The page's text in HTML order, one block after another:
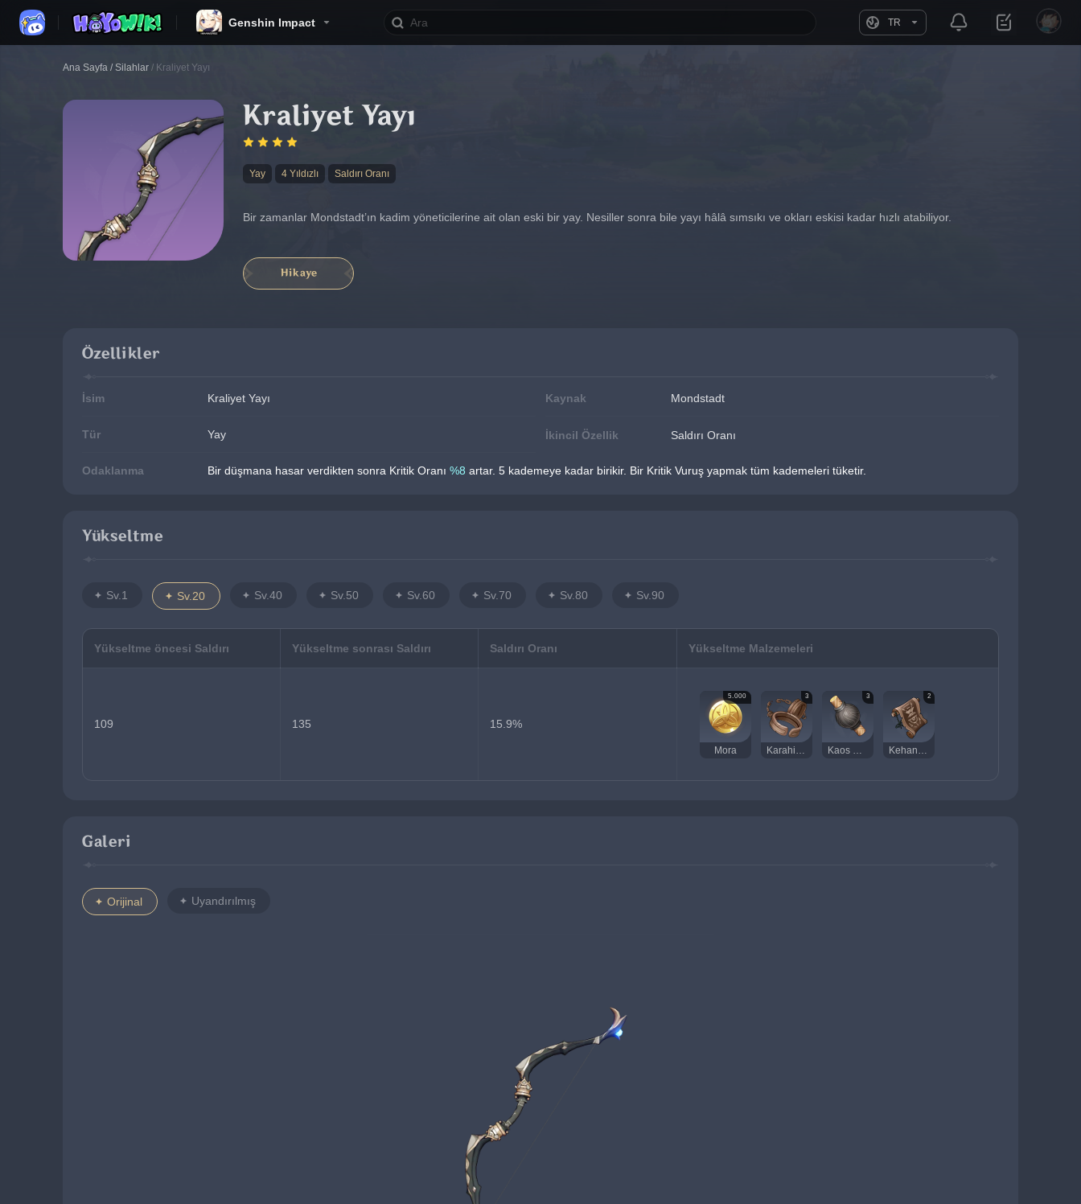
Genshin Impact TR
Ana Sayfa / Silahlar / Kraliyet Yayı
Kraliyet Yayı
Yay 4 Yıldızlı Saldırı Oranı
Bir zamanlar Mondstadt’ın kadim yöneticilerine ait olan eski bir yay. Nesiller sonra bile yayı hâlâ sımsıkı ve okları eskisi kadar hızlı atabiliyor.
Hikaye
Özellikler
İsim Kraliyet Yayı Kaynak Mondstadt
Tür Yay İkincil Özellik Saldırı Oranı
Odaklanma Bir düşmana hasar verdikten sonra Kritik Oranı %8 artar. 5 kademeye kadar birikir. Bir Kritik Vuruş yapmak tüm kademeleri tüketir.
Yükseltme
Sv.1 Sv.20 Sv.40 Sv.50 Sv.60 Sv.70 Sv.80 Sv.90
Yükseltme öncesi Saldırı Yükseltme sonrası Saldırı Saldırı Oranı Yükseltme Malzemeleri
109 135 15.9%
5.000
Mora
3 3 2
Galeri
Orijinal Uyandırılmış